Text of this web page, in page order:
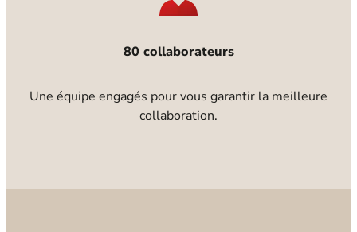
80 collaborateurs
Une équipe engagés pour vous garantir la meilleure
collaboration.